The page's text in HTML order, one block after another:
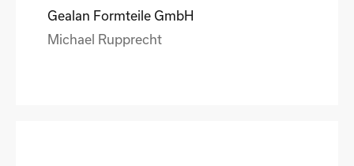
Gealan Formteile GmbH
Michael Rupprecht